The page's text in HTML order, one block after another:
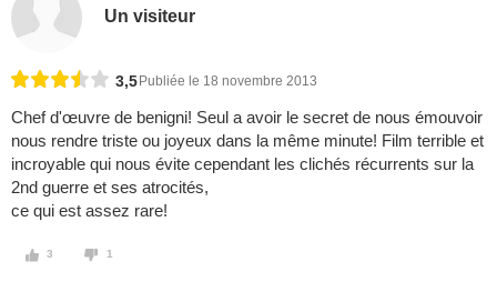
Un visiteur
3,5 Publiée le 18 novembre 2013
Chef d'œuvre de benigni! Seul a avoir le secret de nous émouvoir
nous rendre triste ou joyeux dans la même minute! Film terrible et
incroyable qui nous évite cependant les clichés récurrents sur la
2nd guerre et ses atrocités,
ce qui est assez rare!
3 1